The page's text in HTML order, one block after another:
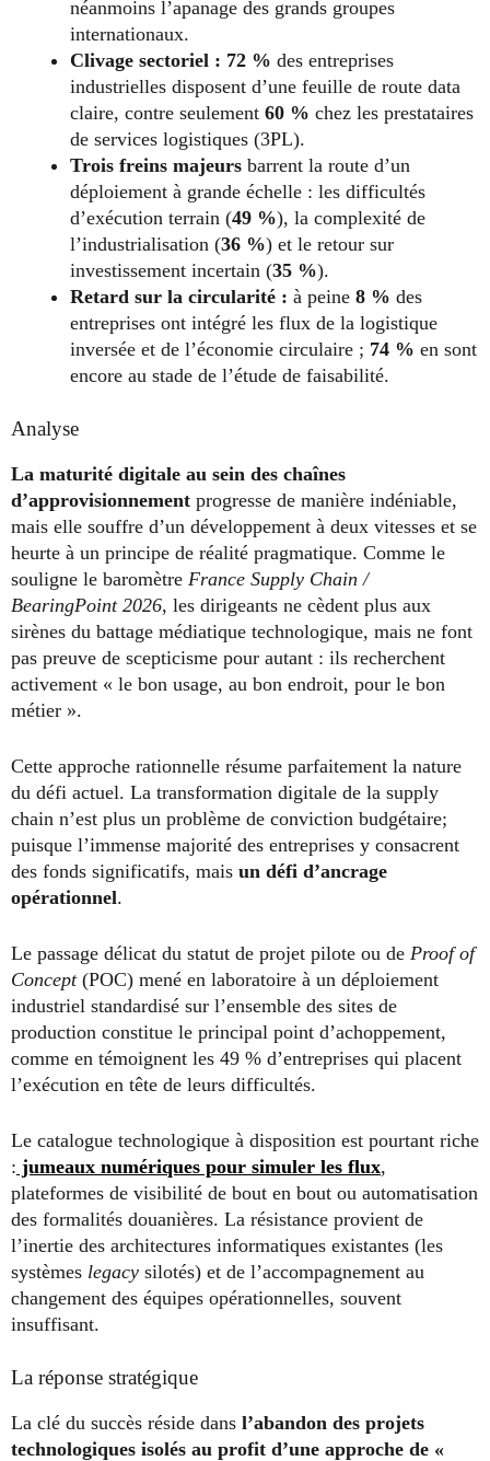
néanmoins l’apanage des grands groupes
internationaux.
Clivage sectoriel : 72 % des entreprises
industrielles disposent d’une feuille de route data
claire, contre seulement 60 % chez les prestataires
de services logistiques (3PL).
Trois freins majeurs barrent la route d’un
déploiement à grande échelle : les difficultés
d’exécution terrain (49 %), la complexité de
l’industrialisation (36 %) et le retour sur
investissement incertain (35 %).
Retard sur la circularité : à peine 8 % des
entreprises ont intégré les flux de la logistique
inversée et de l’économie circulaire ; 74 % en sont
encore au stade de l’étude de faisabilité.
Analyse
La maturité digitale au sein des chaînes
d’approvisionnement progresse de manière indéniable,
mais elle souffre d’un développement à deux vitesses et se
heurte à un principe de réalité pragmatique. Comme le
souligne le baromètre France Supply Chain /
BearingPoint 2026, les dirigeants ne cèdent plus aux
sirènes du battage médiatique technologique, mais ne font
pas preuve de scepticisme pour autant : ils recherchent
activement « le bon usage, au bon endroit, pour le bon
métier ».
Cette approche rationnelle résume parfaitement la nature
du défi actuel. La transformation digitale de la supply
chain n’est plus un problème de conviction budgétaire;
puisque l’immense majorité des entreprises y consacrent
des fonds significatifs, mais un défi d’ancrage
opérationnel.
Le passage délicat du statut de projet pilote ou de Proof of
Concept(POC) mené en laboratoire à un déploiement
industriel standardisé sur l’ensemble des sites de
production constitue le principal point d’achoppement,
comme en témoignent les 49 % d’entreprises qui placent
l’exécution en tête de leurs difficultés.
Le catalogue technologique à disposition est pourtant riche
: jumeaux numériques pour simuler les flux,
plateformes de visibilité de bout en bout ou automatisation
des formalités douanières. La résistance provient de
l’inertie des architectures informatiques existantes (les
systèmes legacy silotés) et de l’accompagnement au
changement des équipes opérationnelles, souvent
insuffisant.
La réponse stratégique
La clé du succès réside dans l’abandon des projets
technologiques isolés au profit d’une approche de «